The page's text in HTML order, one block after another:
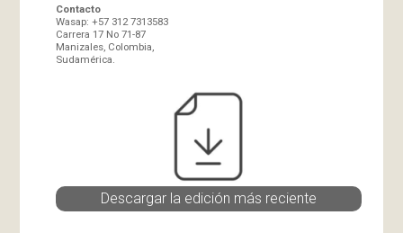
Contacto
Wasap: +57 312 7313583
Carrera 17 No 71-87
Manizales, Colombia,
Sudamérica.
Descargar la edición más reciente